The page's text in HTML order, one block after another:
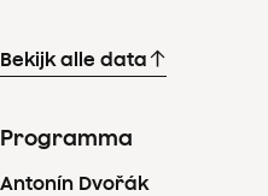
Bekijk alle data
Programma
Antonín Dvořák